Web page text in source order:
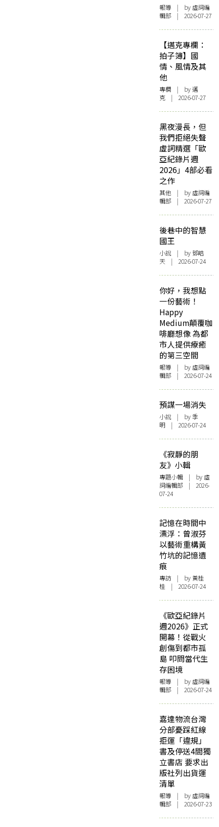
報導 | by 虛詞編
輯部 | 2026-07-27
【邁克專欄：
拍子簿】國
情、風情及其
他
專欄 | by邁
克 | 2026-07-27
黑夜漫長，但
我們拒絕失聲
虛詞精選「歐
亞紀錄片週
2026」4部必看
之作
其他 | by 虛詞編
輯部 | 2026-07-27
後巷中的智慧
國王
小說 | by 鄧皓
天 | 2026-07-24
你好，我想點
一份藝術！
Happy
Medium顛覆咖
啡廳想像 為都
市人提供療癒
的第三空間
報導 | by 虛詞編
輯部 | 2026-07-24
預謀一場消失
小說 | by 季
明 | 2026-07-24
《寂靜的朋
友》小輯
專題小輯 | by 虛
詞編輯部 | 2026-
07-24
記憶在時間中
漂浮：曾淑芬
以藝術重構黃
竹坑的記憶遺
痕
專訪 | by 黃桂
桂 | 2026-07-24
《歐亞紀錄片
週2026》正式
開幕！從戰火
創傷到都市孤
島 叩問當代生
存困境
報導 | by 虛詞編
輯部 | 2026-07-24
嘉達物流台灣
分部憂踩紅線
拒運「違規」
書及停送4間獨
立書店 要求出
版社列出貨運
清單
報導 | by 虛詞編
輯部 | 2026-07-23